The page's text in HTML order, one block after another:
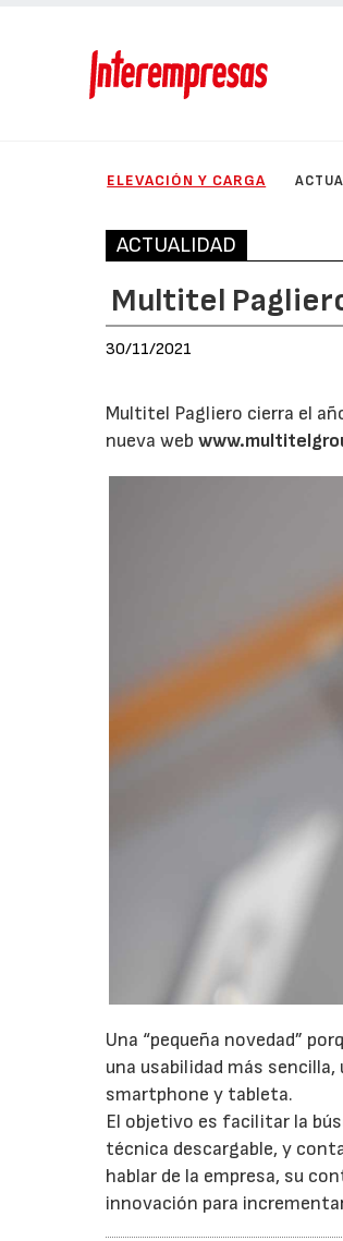
ELEVACIÓN Y CARGA
ACTUALIDAD
Multitel
30/11/2021
Multitel Pagliero cierra el
nueva web
Una “pequeña novedad”
una usabilidad más
smartphone y tableta.
El objetivo es facilitar la
técnica descargable, y
hablar de la empresa, su
innovación para